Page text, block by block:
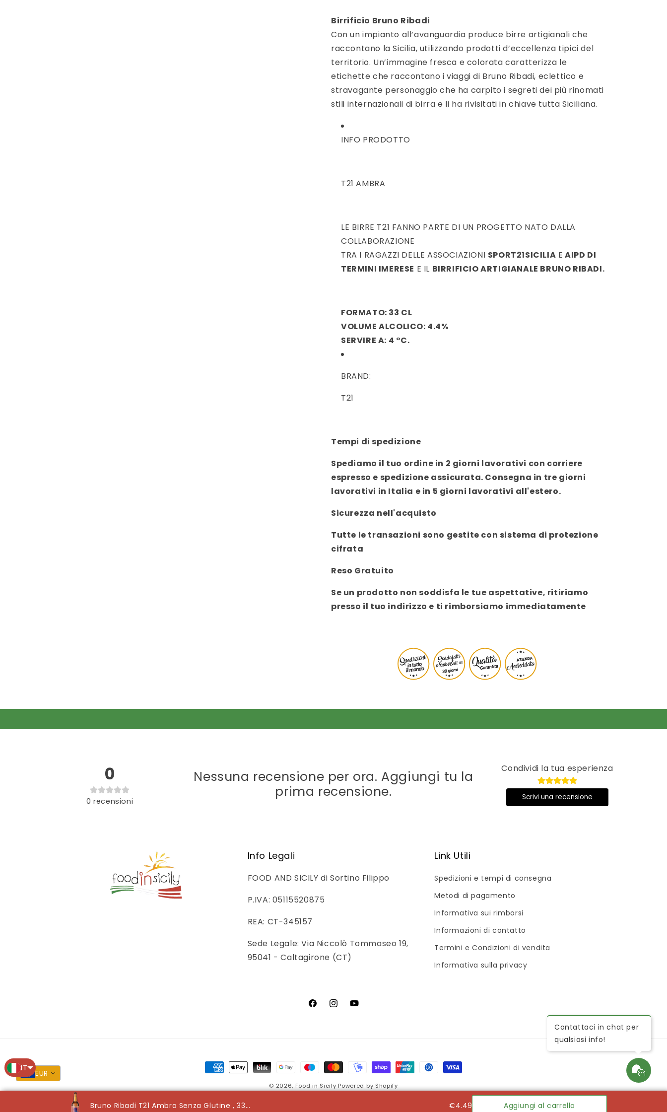
Birrificio Bruno Ribadi
Con un impianto all’avanguardia produce birre artigianali che
raccontano la Sicilia, utilizzando prodotti d’eccellenza tipici del
territorio. Un’immagine fresca e colorata caratterizza le
etichette che raccontano i viaggi di Bruno Ribadi, eclettico e
stravagante personaggio che ha carpito i segreti dei più rinomati
stili internazionali di birra e li ha rivisitati in chiave tutta Siciliana.
INFO PRODOTTO
T21 AMBRA
LE BIRRE T21 FANNO PARTE DI UN PROGETTO NATO DALLA
COLLABORAZIONE
TRA I RAGAZZI DELLE ASSOCIAZIONI SPORT21SICILIA E AIPD DI
TERMINI IMERESE E IL BIRRIFICIO ARTIGIANALE BRUNO RIBADI.
FORMATO: 33 CL
VOLUME ALCOLICO: 4.4%
SERVIRE A: 4 °C.
BRAND:
T21
Tempi di spedizione
Spediamo il tuo ordine in 2 giorni lavorativi con corriere
espresso e spedizione assicurata. Consegna in tre giorni
lavorativi in Italia e in 5 giorni lavorativi all'estero.
Sicurezza nell'acquisto
Tutte le transazioni sono gestite con sistema di protezione
cifrata
Reso Gratuito
Se un prodotto non soddisfa le tue aspettative, ritiriamo
presso il tuo indirizzo e ti rimborsiamo immediatamente
0
0 recensioni
Nessuna recensione per ora. Aggiungi tu la
prima recensione.
Condividi la tua esperienza
Scrivi una recensione
Info Legali
FOOD AND SICILY di Sortino Filippo
P.IVA: 05115520875
REA: CT-345157
Sede Legale: Via Niccolò Tommaseo 19,
95041 - Caltagirone (CT)
Link Utili
Spedizioni e tempi di consegna
Metodi di pagamento
Informativa sui rimborsi
Informazioni di contatto
Termini e Condizioni di vendita
Informativa sulla privacy
FacebookInstagramYouTube
Metodi
© 2026, Food in Sicily Powered by Shopify
Bruno Ribadi T21 Ambra Senza Glutine , 33 Cl €4.49 Aggiungi al carrello
Contattaci in chat per
qualsiasi info!
EUR
IT